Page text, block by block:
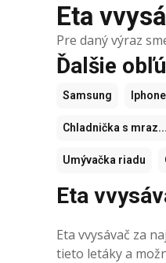
Eta
Pre daný výraz
Ďalšie
Samsung Iphone
Chladnička s mraz...
Umývačka riadu
Eta
Eta vvysávač za
tieto letáky a